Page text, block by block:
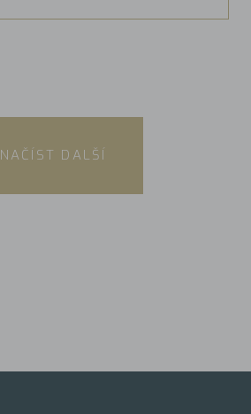
NAČÍST DALŠÍ